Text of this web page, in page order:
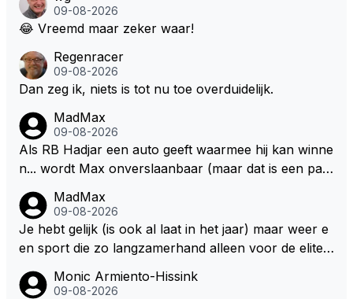
09-08-2026
😂 Vreemd maar zeker waar!
Regenracer
09-08-2026
Dan zeg ik, niets is tot nu toe overduidelijk.
MadMax
09-08-2026
Als RB Hadjar een auto geeft waarmee hij kan winne
n... wordt Max onverslaanbaar (maar dat is een par
MadMax
09-08-2026
Je hebt gelijk (is ook al laat in het jaar) maar weer e
en sport die zo langzamerhand alleen voor de elite t
Monic Armiento-Hissink
09-08-2026